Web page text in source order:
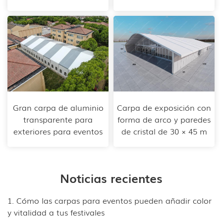
Gran carpa de aluminio
transparente para
exteriores para eventos
Carpa de exposición con
forma de arco y paredes
de cristal de 30 × 45 m
Noticias recientes
1. Cómo las carpas para eventos pueden añadir color
y vitalidad a tus festivales